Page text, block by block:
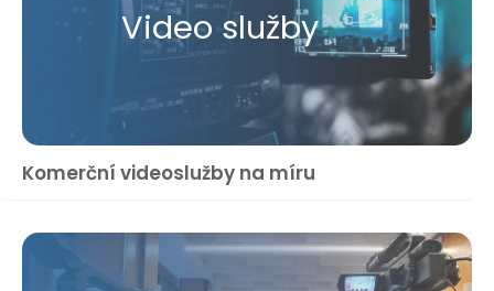
Video služby
Komerční videoslužby na míru